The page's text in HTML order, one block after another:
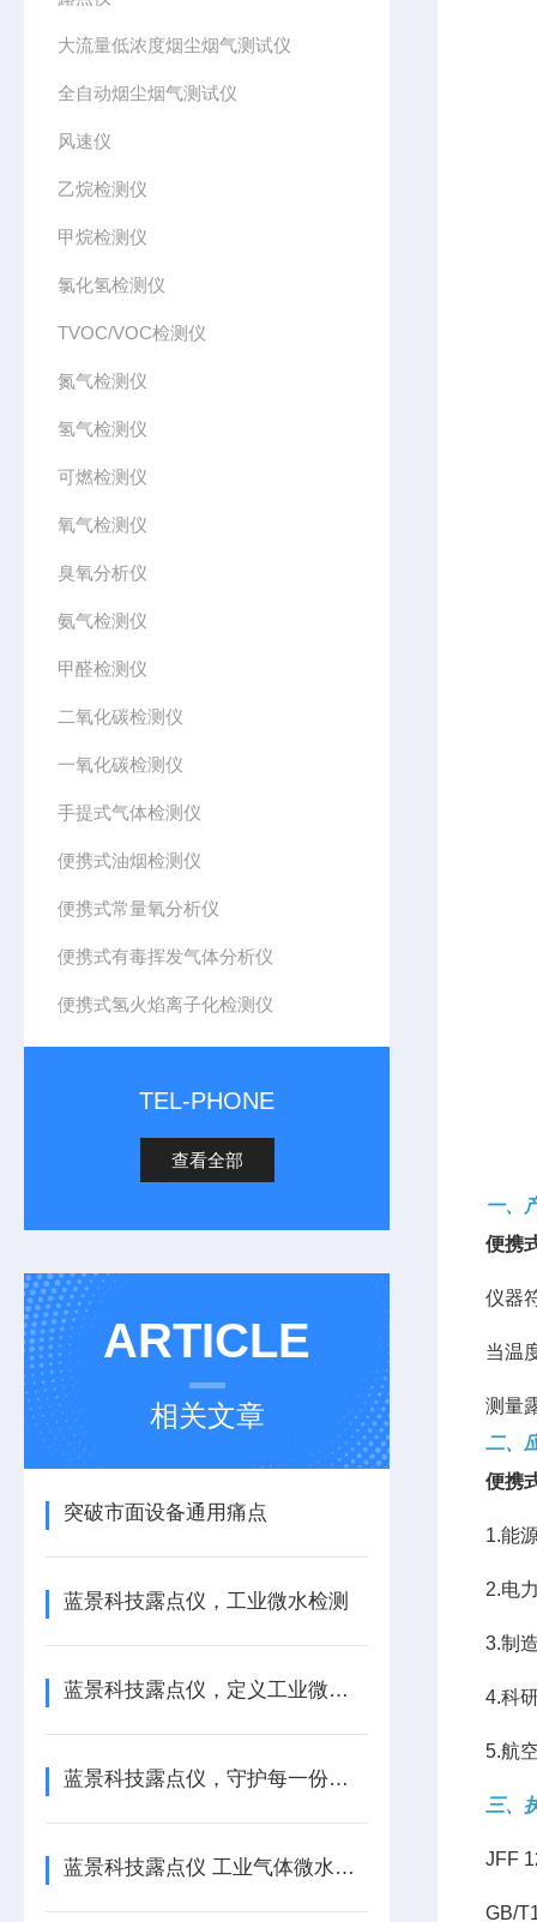
大流量低浓度烟尘烟气测试仪
全自动烟尘烟气测试仪
风速仪
乙烷检测仪
甲烷检测仪
氯化氢检测仪
TVOC/VOC检测仪
氮气检测仪
氢气检测仪
可燃检测仪
氧气检测仪
臭氧分析仪
氨气检测仪
甲醛检测仪
二氧化碳检测仪
一氧化碳检测仪
手提式气体检测仪
便携式油烟检测仪
便携式常量氧分析仪
便携式有毒挥发气体分析仪
便携式氢火焰离子化检测仪
TEL-PHONE
查看全部
ARTICLE
相关文章
突破市面设备通用痛点
蓝景科技露点仪，工业微水检测
蓝景科技露点仪，定义工业微水检测
蓝景科技露点仪，守护每一份气体安全
蓝景科技露点仪 工业气体微水检测新变革
一、
便携
仪器
当温
测量
二、
便携
1.能
2.电
3.制
4.科
5.航
三、
JFF
GB/